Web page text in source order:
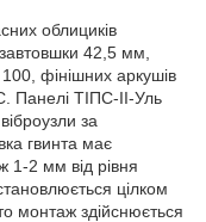
облициків
42,5 мм,
100, фінішних аркушів
Панелі ТІПС-II-Уль
за
гвинта має
1-2 мм від рівня
цілком
монтаж здійснюється